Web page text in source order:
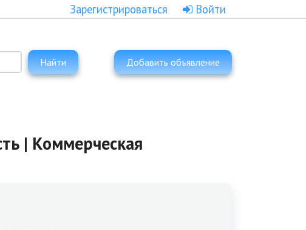
Зарегистрироваться Войти
Найти Добавить объявление
| Коммерческая